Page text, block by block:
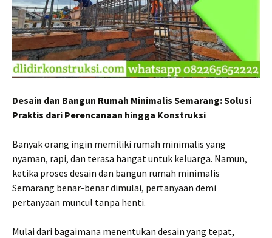
Desain dan Bangun Rumah Minimalis Semarang: Solusi
Praktis dari Perencanaan hingga Konstruksi
Banyak orang ingin memiliki rumah minimalis yang
nyaman, rapi, dan terasa hangat untuk keluarga. Namun,
ketika proses desain dan bangun rumah minimalis
Semarang benar-benar dimulai, pertanyaan demi
pertanyaan muncul tanpa henti.
Mulai dari bagaimana menentukan desain yang tepat,